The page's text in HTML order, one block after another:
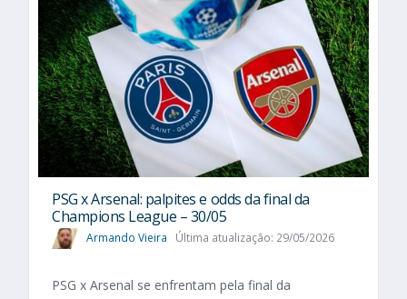
PSG x Arsenal: palpites e odds da final da
Champions League – 30/05
Armando Vieira Última atualização: 29/05/2026
PSG x Arsenal se enfrentam pela final da